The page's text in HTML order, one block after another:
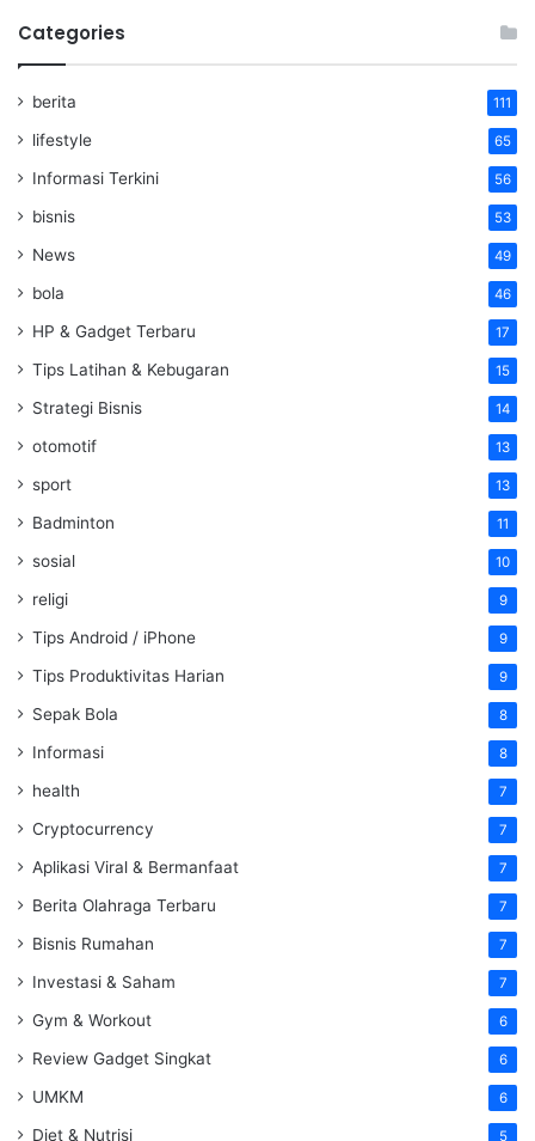
Categories
berita 111
lifestyle 65
Informasi Terkini 56
bisnis 53
News 49
bola 46
HP & Gadget Terbaru 17
Tips Latihan & Kebugaran 15
Strategi Bisnis 14
otomotif 13
sport 13
Badminton 11
sosial 10
religi 9
Tips Android / iPhone 9
Tips Produktivitas Harian 9
Sepak Bola 8
Informasi 8
health 7
Cryptocurrency 7
Aplikasi Viral & Bermanfaat 7
Berita Olahraga Terbaru 7
Bisnis Rumahan 7
Investasi & Saham 7
Gym & Workout 6
Review Gadget Singkat 6
UMKM 6
Diet & Nutrisi 5